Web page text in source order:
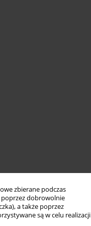
zbierane podczas
poprzez dobrowolnie
a także poprzez
są w celu realizacji